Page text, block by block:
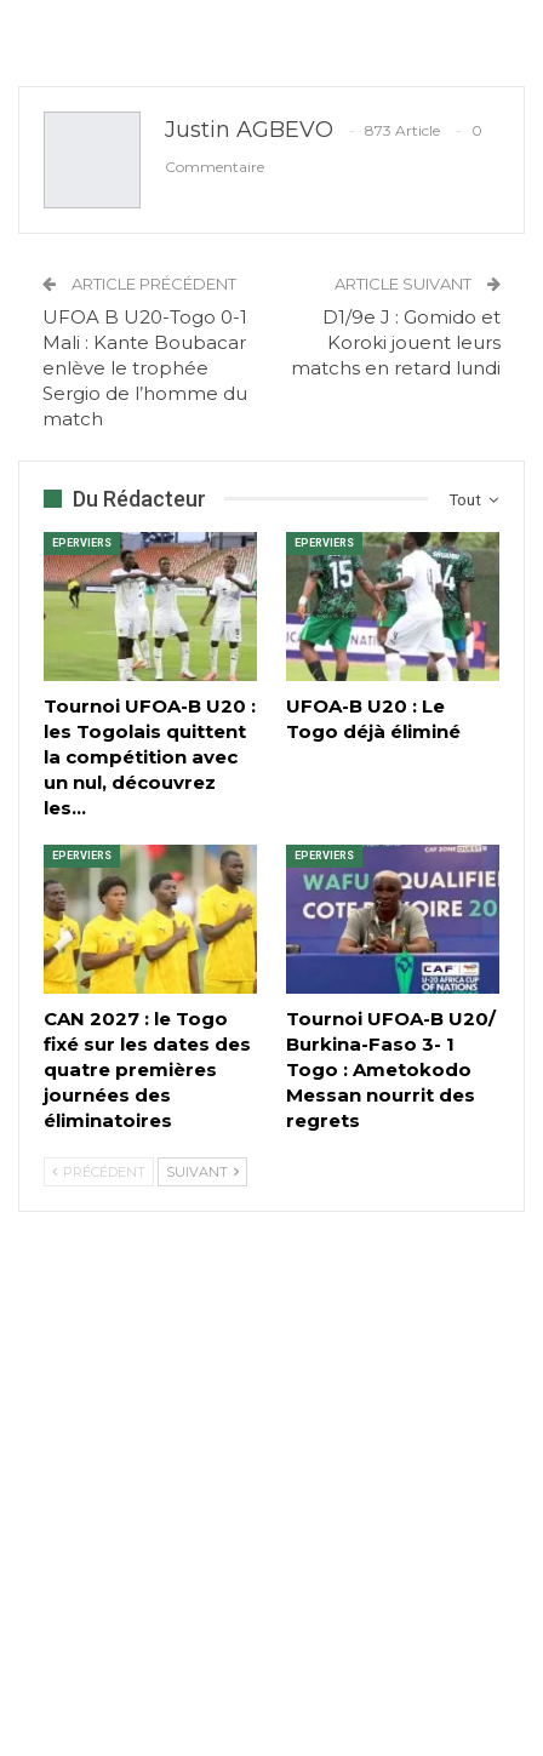
Justin AGBEVO 873 Article
0
Commentaire
ARTICLE PRÉCÉDENT
UFOA B U20-Togo 0-1
Mali : Kante Boubacar
enlève le trophée
Sergio de l’homme du
match
ARTICLE SUIVANT
D1/9e J : Gomido et
Koroki jouent leurs
matchs en retard lundi
Tout
Du Rédacteur
EPERVIERS
Tournoi UFOA-B U20 :
les Togolais quittent
la compétition avec
un nul, découvrez
les…
EPERVIERS
UFOA-B U20 : Le
Togo déjà éliminé
EPERVIERS
CAN 2027 : le Togo
fixé sur les dates des
quatre premières
journées des
éliminatoires
EPERVIERS
Tournoi UFOA-B U20/
Burkina-Faso 3- 1
Togo : Ametokodo
Messan nourrit des
regrets
PRÉCÉDENT SUIVANT